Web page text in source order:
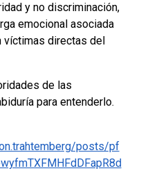
y no discriminación,
emocional asociada
víctimas directas del
de las
para entenderlo.
posts/pf